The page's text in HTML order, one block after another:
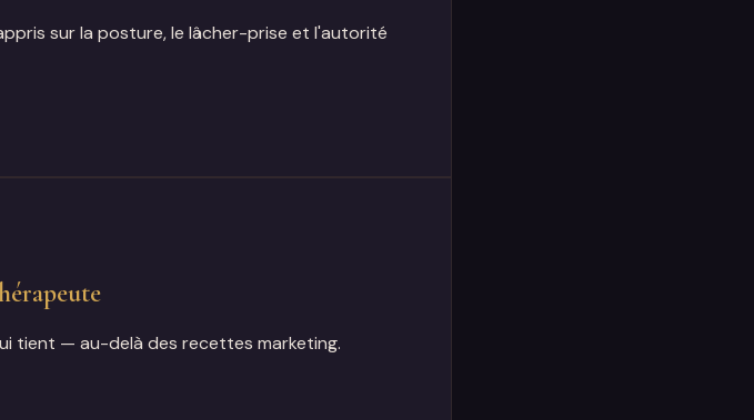
sur la posture, le lâcher-prise et l'autorité
tient — au-delà des recettes marketing.